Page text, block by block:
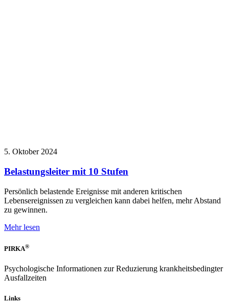
5. Oktober 2024
Belastungsleiter mit 10 Stufen
Persönlich belastende Ereignisse mit anderen kritischen
Lebensereignissen zu vergleichen kann dabei helfen, mehr Abstand
zu gewinnen.
Mehr lesen
PIRKA®
Psychologische Informationen zur Reduzierung krankheitsbedingter
Ausfallzeiten
Links